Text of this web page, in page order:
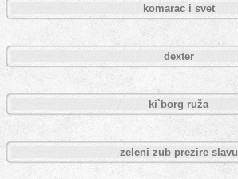
komarac i svet
dexter
ki`borg ruža
zeleni zub prezire slavu